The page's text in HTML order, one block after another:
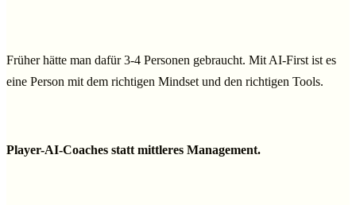
Früher hätte man dafür 3-4 Personen gebraucht. Mit AI-First ist es
eine Person mit dem richtigen Mindset und den richtigen Tools.
Player-AI-Coaches statt mittleres Management.